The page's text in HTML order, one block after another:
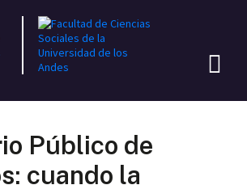
Público de
cuando la